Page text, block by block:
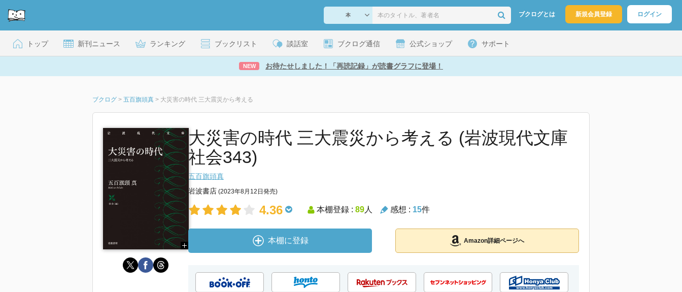
ブクログとは 新規会員登録 ログイン
トップ 新刊ニュース ランキング ブックリスト 談話室 ブクログ通信 公式ショップ サポート
NEW お待たせしました！「再読記録」が読書グラフに登場！
ブクログ > 五百旗頭真 > 大災害の時代 三大震災から考える
大災害の時代 三大震災から考える (岩波現代文庫
社会343)
五百旗頭真
岩波書店 (2023年8月12日発売)
4.36 本棚登録 : 89人 感想 : 15件
本棚に登録 Amazon詳細ページへ